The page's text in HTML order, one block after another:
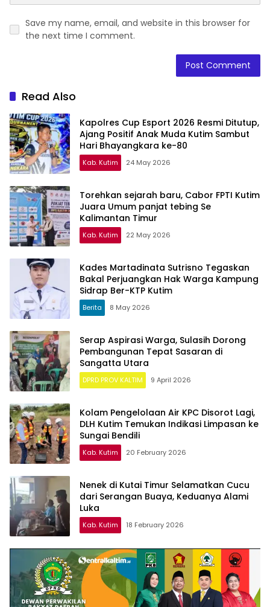
Save my name, email, and website in this browser for
the next time I comment.
Read Also
Kapolres Cup Esport 2026 Resmi Ditutup,
Ajang Positif Anak Muda Kutim Sambut
Hari Bhayangkara ke-80
Kab. Kutim 24 May 2026
Torehkan sejarah baru, Cabor FPTI Kutim
Juara Umum panjat tebing Se
Kalimantan Timur
Kab. Kutim 22 May 2026
Kades Martadinata Sutrisno Tegaskan
Bakal Perjuangkan Hak Warga Kampung
Sidrap Ber-KTP Kutim
Berita 8 May 2026
Serap Aspirasi Warga, Sulasih Dorong
Pembangunan Tepat Sasaran di
Sangatta Utara
DPRD PROV KALTIM 9 April 2026
Kolam Pengelolaan Air KPC Disorot Lagi,
DLH Kutim Temukan Indikasi Limpasan ke
Sungai Bendili
Kab. Kutim 20 February 2026
Nenek di Kutai Timur Selamatkan Cucu
dari Serangan Buaya, Keduanya Alami
Luka
Kab. Kutim 18 February 2026